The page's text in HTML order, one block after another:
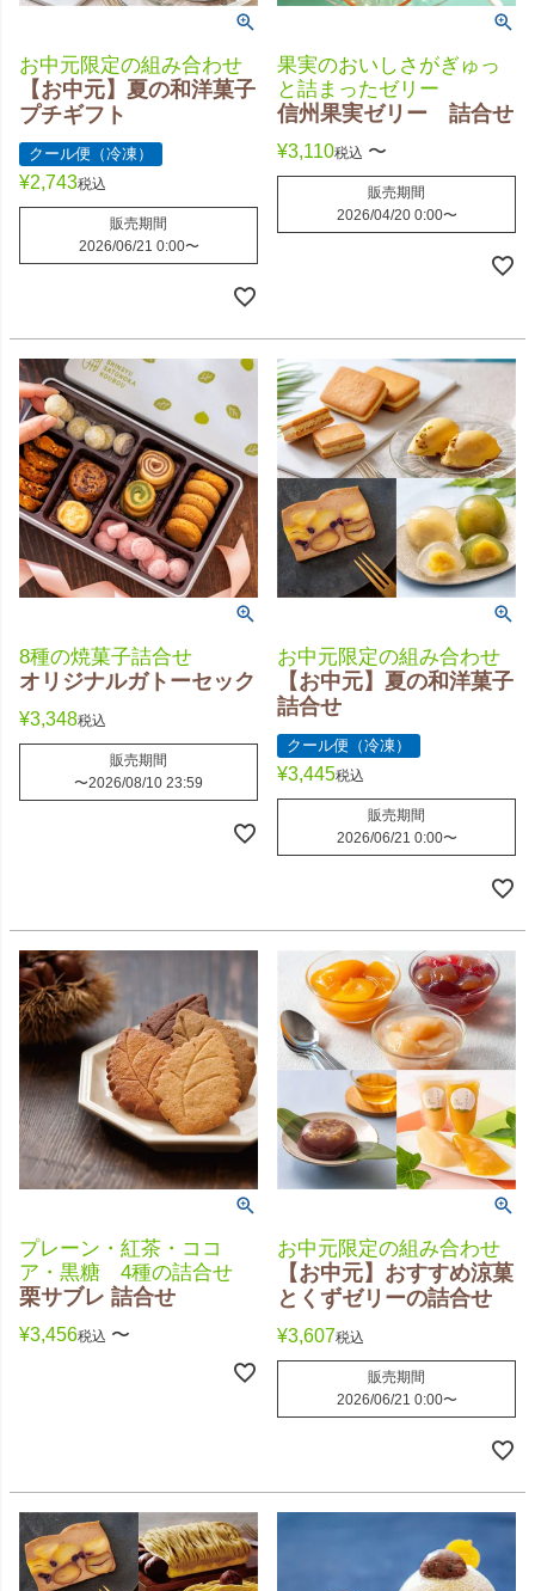
お中元限定の組み合わせ
【お中元】夏の和洋菓子
プチギフト
クール便（冷凍）
¥2,743税込
販売期間
2026/06/21 0:00〜
果実のおいしさがぎゅっ
と詰まったゼリー
信州果実ゼリー 詰合せ
¥3,110税込 〜
販売期間
2026/04/20 0:00〜
8種の焼菓子詰合せ
オリジナルガトーセック
¥3,348税込
販売期間
〜2026/08/10 23:59
お中元限定の組み合わせ
【お中元】夏の和洋菓子
詰合せ
クール便（冷凍）
¥3,445税込
販売期間
2026/06/21 0:00〜
プレーン・紅茶・ココ
ア・黒糖 4種の詰合せ
栗サブレ 詰合せ
¥3,456税込 〜
お中元限定の組み合わせ
【お中元】おすすめ涼菓
とくずゼリーの詰合せ
¥3,607税込
販売期間
2026/06/21 0:00〜